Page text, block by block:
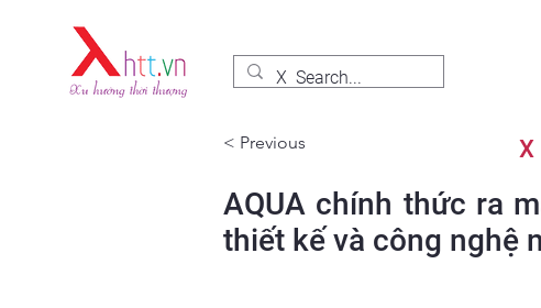
< Previous X
AQUA chính thức ra
thiết kế và công nghệ